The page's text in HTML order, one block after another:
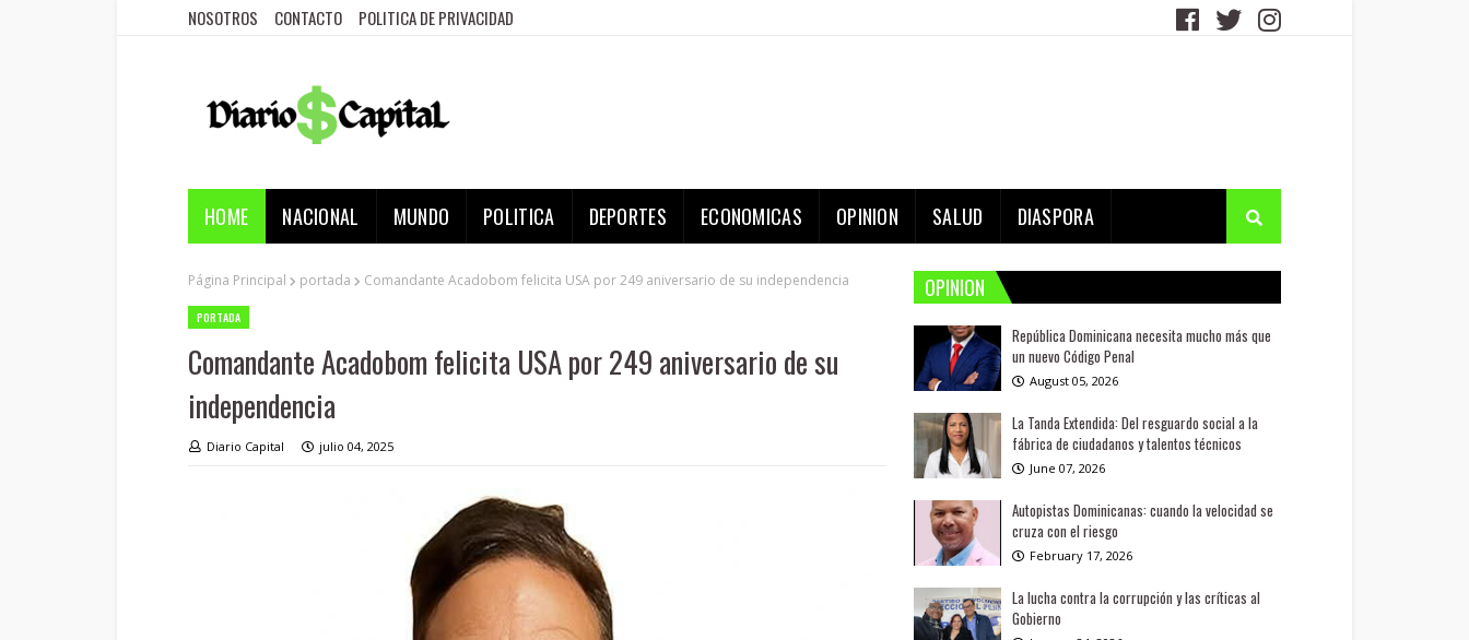
NOSOTROS CONTACTO POLITICA DE PRIVACIDAD
HOME NACIONAL MUNDO POLITICA DEPORTES ECONOMICAS OPINION SALUD DIASPORA
Página Principal portada Comandante Acadobom felicita USA por 249 aniversario de su independencia
PORTADA
Comandante Acadobom felicita USA por 249 aniversario de su
independencia
Diario Capital julio 04, 2025
OPINION
República Dominicana necesita mucho más que
un nuevo Código Penal
August 05, 2026
La Tanda Extendida: Del resguardo social a la
fábrica de ciudadanos y talentos técnicos
June 07, 2026
Autopistas Dominicanas: cuando la velocidad se
cruza con el riesgo
February 17, 2026
La lucha contra la corrupción y las críticas al
Gobierno